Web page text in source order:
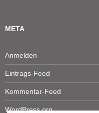
META
Anmelden
Eintrags-Feed
Kommentar-Feed
WordPress.org